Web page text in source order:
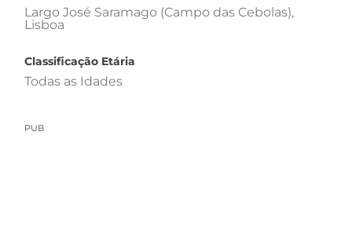
Largo José Saramago (Campo das Cebolas),
Lisboa
Classificação Etária
Todas as Idades
PUB